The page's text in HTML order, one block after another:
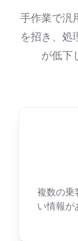
手作業で汎
を招き、処
が低下
複数の乗
い情報が